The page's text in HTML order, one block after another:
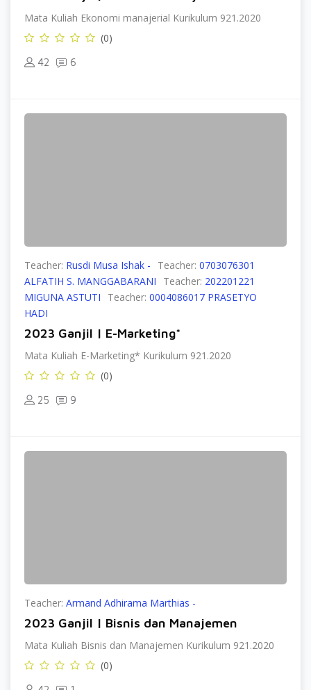
Mata Kuliah Ekonomi manajerial Kurikulum 921.2020
(0)
42 6
Teacher: Rusdi Musa Ishak - Teacher: 0703076301
ALFATIH S. MANGGABARANI
Teacher: 202201221
MIGUNA ASTUTI
Teacher: 0004086017 PRASETYO
HADI
2023 Ganjil | E-Marketing*
Mata Kuliah E-Marketing* Kurikulum 921.2020
(0)
25 9
Teacher: Armand Adhirama Marthias -
2023 Ganjil | Bisnis dan Manajemen
Mata Kuliah Bisnis dan Manajemen Kurikulum 921.2020
(0)